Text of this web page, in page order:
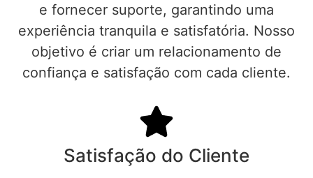
e fornecer suporte, garantindo uma
experiência tranquila e satisfatória. Nosso
objetivo é criar um relacionamento de
confiança e satisfação com cada cliente.
Satisfação do Cliente